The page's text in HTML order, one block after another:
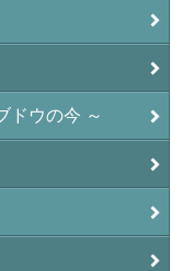
ドウの今 ～